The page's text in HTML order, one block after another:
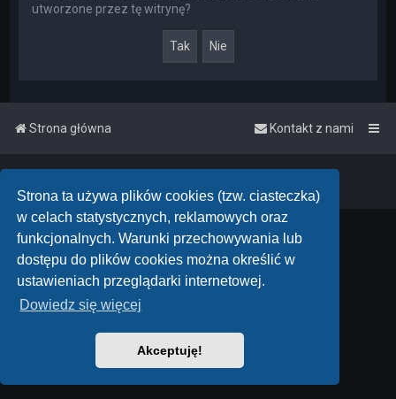
Strona ta używa plików cookies (tzw. ciasteczka)
w celach statystycznych, reklamowych oraz
funkcjonalnych. Warunki przechowywania lub
dostępu do plików cookies można określić w
ustawieniach przeglądarki internetowej.
Dowiedz się więcej
Akceptuję!
utworzone przez tę witrynę?
Strona główna Kontakt z nami
Powered byphpBB™• Design byPlanetStyles
Polski pakiet językowy dostarcza phpBB.pl